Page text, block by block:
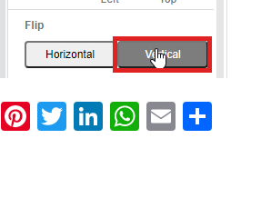
Facebook
Pinterest
Twitter
LinkedIn
WhatsApp
Email